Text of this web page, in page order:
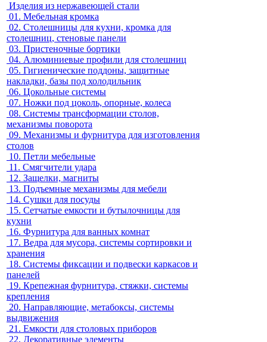
Изделия из нержавеющей стали
01. Мебельная кромка
02. Столешницы для кухни, кромка для
столешниц, стеновые панели
03. Пристеночные бортики
04. Алюминиевые профили для столешниц
05. Гигиенические поддоны, защитные
накладки, базы под холодильник
06. Цокольные системы
07. Ножки под цоколь, опорные, колеса
08. Системы трансформации столов,
механизмы поворота
09. Механизмы и фурнитура для изготовления
столов
10. Петли мебельные
11. Смягчители удара
12. Защелки, магниты
13. Подъемные механизмы для мебели
14. Сушки для посуды
15. Сетчатые емкости и бутылочницы для
кухни
16. Фурнитура для ванных комнат
17. Ведра для мусора, системы сортировки и
хранения
18. Системы фиксации и подвески каркасов и
панелей
19. Крепежная фурнитура, стяжки, системы
крепления
20. Направляющие, метабоксы, системы
выдвижения
21. Емкости для столовых приборов
22. Декоративные элементы